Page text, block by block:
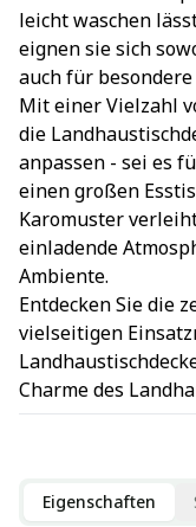
leicht waschen
eignen sie sich
auch für besondere
Mit einer Vielzahl
die
anpassen - sei es
einen großen
Karomuster
einladende
Ambiente.
Entdecken Sie die
vielseitigen
Charme des
Eigenschaften